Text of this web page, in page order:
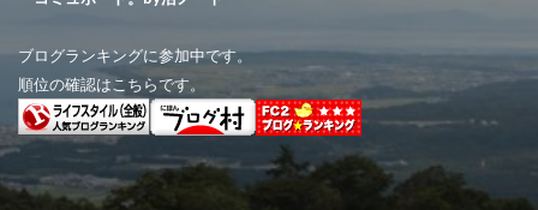
ブログランキングに参加中です。
順位の確認はこちらです。